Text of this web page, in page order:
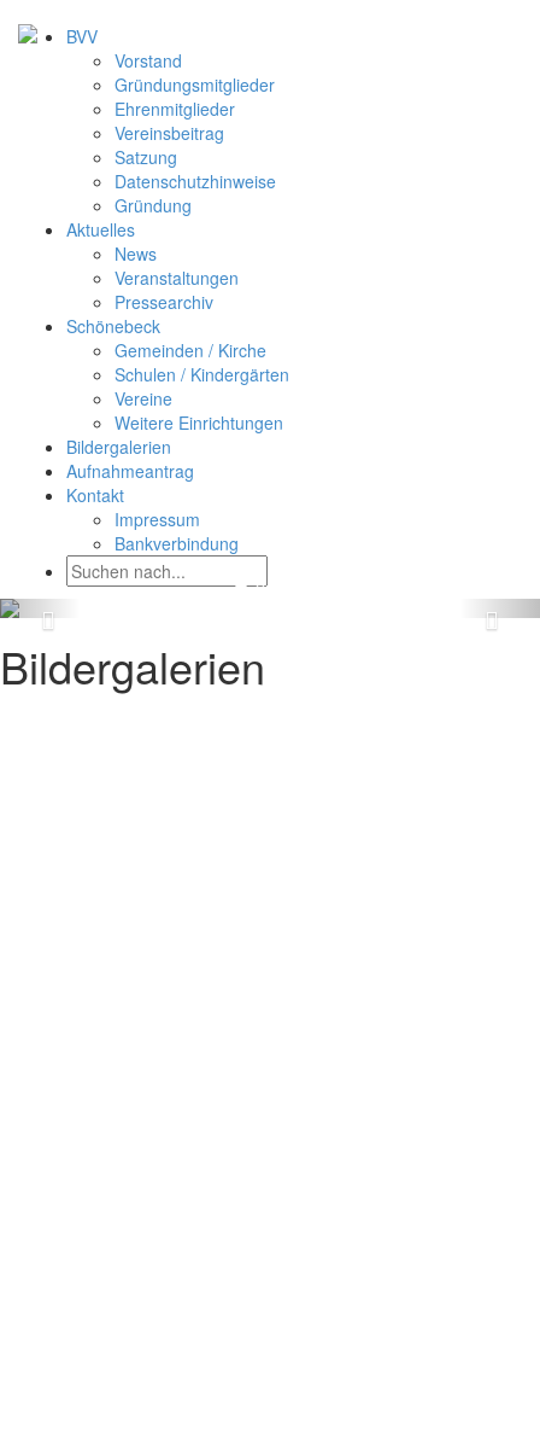
BVV
Vorstand
Gründungsmitglieder
Ehrenmitglieder
Vereinsbeitrag
Satzung
Datenschutzhinweise
Gründung
Aktuelles
News
Veranstaltungen
Pressearchiv
Schönebeck
Gemeinden / Kirche
Schulen / Kindergärten
Vereine
Weitere Einrichtungen
Bildergalerien
Aufnahmeantrag
Kontakt
Impressum
Bankverbindung
Bildergalerien